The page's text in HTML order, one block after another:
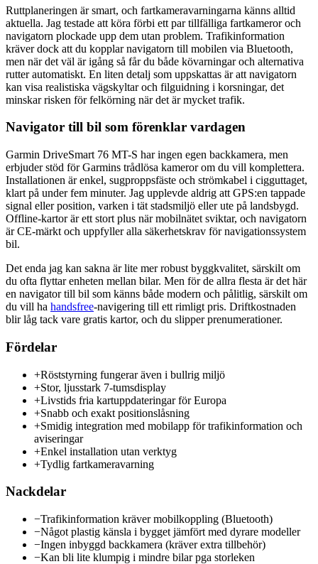
Ruttplaneringen är smart, och fartkameravarningarna känns alltid
aktuella. Jag testade att köra förbi ett par tillfälliga fartkameror och
navigatorn plockade upp dem utan problem. Trafikinformation
kräver dock att du kopplar navigatorn till mobilen via Bluetooth,
men när det väl är igång så får du både kövarningar och alternativa
rutter automatiskt. En liten detalj som uppskattas är att navigatorn
kan visa realistiska vägskyltar och filguidning i korsningar, det
minskar risken för felkörning när det är mycket trafik.
Navigator till bil som förenklar vardagen
Garmin DriveSmart 76 MT-S har ingen egen backkamera, men
erbjuder stöd för Garmins trådlösa kameror om du vill komplettera.
Installationen är enkel, sugproppsfäste och strömkabel i cigguttaget,
klart på under fem minuter. Jag upplevde aldrig att GPS:en tappade
signal eller position, varken i tät stadsmiljö eller ute på landsbygd.
Offline-kartor är ett stort plus när mobilnätet sviktar, och navigatorn
är CE-märkt och uppfyller alla säkerhetskrav för navigationssystem
bil.
Det enda jag kan sakna är lite mer robust byggkvalitet, särskilt om
du ofta flyttar enheten mellan bilar. Men för de allra flesta är det här
en navigator till bil som känns både modern och pålitlig, särskilt om
du vill ha handsfree-navigering till ett rimligt pris. Driftkostnaden
blir låg tack vare gratis kartor, och du slipper prenumerationer.
Fördelar
+Röststyrning fungerar även i bullrig miljö
+Stor, ljusstark 7-tumsdisplay
+Livstids fria kartuppdateringar för Europa
+Snabb och exakt positionslåsning
+Smidig integration med mobilapp för trafikinformation och
aviseringar
+Enkel installation utan verktyg
+Tydlig fartkameravarning
Nackdelar
−Trafikinformation kräver mobilkoppling (Bluetooth)
−Något plastig känsla i bygget jämfört med dyrare modeller
−Ingen inbyggd backkamera (kräver extra tillbehör)
−Kan bli lite klumpig i mindre bilar pga storleken